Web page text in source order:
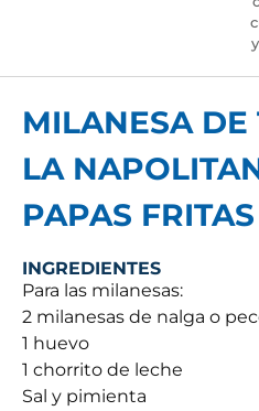
MILANESA DE
LA
PAPAS FRITAS
INGREDIENTES
Para las milanesas:
2 milanesas de nalga o
1 huevo
1 chorrito de leche
Sal y pimienta